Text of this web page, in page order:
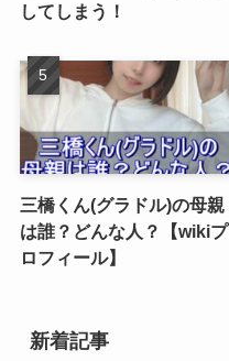
してしまう！
三橋くん(グラドル)の母親
は誰？どんな人？【wikiプ
ロフィール】
新着記事